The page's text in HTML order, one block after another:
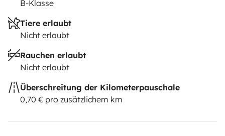
B-Klasse
Tiere erlaubt
Nicht erlaubt
Rauchen erlaubt
Nicht erlaubt
Überschreitung der Kilometerpauschale
0,70 € pro zusätzlichem km